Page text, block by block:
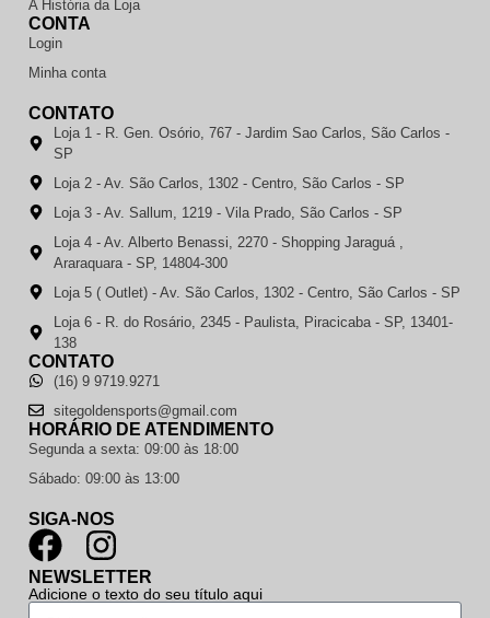
A História da Loja
CONTA
Login
Minha conta
CONTATO
Loja 1 - R. Gen. Osório, 767 - Jardim Sao Carlos, São Carlos -
SP
Loja 2 - Av. São Carlos, 1302 - Centro, São Carlos - SP
Loja 3 - Av. Sallum, 1219 - Vila Prado, São Carlos - SP
Loja 4 - Av. Alberto Benassi, 2270 - Shopping Jaraguá ,
Araraquara - SP, 14804-300
Loja 5 ( Outlet) - Av. São Carlos, 1302 - Centro, São Carlos - SP
Loja 6 - R. do Rosário, 2345 - Paulista, Piracicaba - SP, 13401-
138
CONTATO
(16) 9 9719.9271
sitegoldensports@gmail.com
HORÁRIO DE ATENDIMENTO
Segunda a sexta: 09:00 às 18:00
Sábado: 09:00 às 13:00
SIGA-NOS
NEWSLETTER
Adicione o texto do seu título aqui